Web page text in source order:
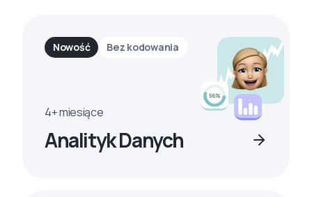
Nowość Bez kodowania
4+ miesiące
Analityk Danych